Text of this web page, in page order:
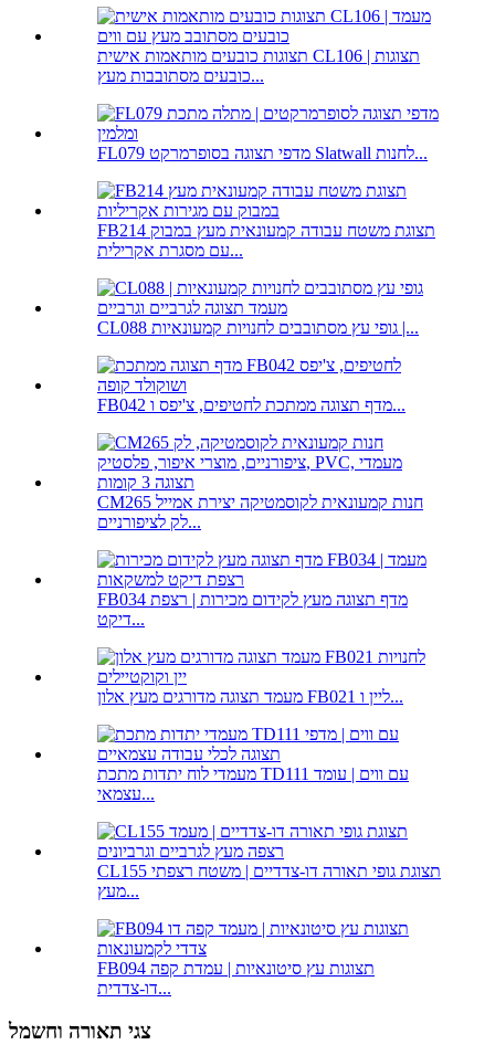
תצוגות כובעים מותאמות אישית CL106 | תצוגות
כובעים מסתובבות מעץ...
FL079 מדפי תצוגה בסופרמרקט Slatwall לחנות...
FB214 תצוגת משטח עבודה קמעונאית מעץ במבוק
עם מסגרת אקרילית...
CL088 גופי עץ מסתובבים לחנויות קמעונאיות |...
FB042 מדף תצוגה ממתכת לחטיפים, צ'יפס ו...
CM265 חנות קמעונאית לקוסמטיקה יצירת אמייל
לק לציפורניים...
FB034 מדף תצוגה מעץ לקידום מכירות | רצפת
דיקט...
מעמד תצוגה מדורגים מעץ אלון FB021 ליין ו...
מעמדי לוח יתדות מתכת TD111 עם ווים | עומד
עצמאי...
CL155 תצוגת גופי תאורה דו-צדדיים | משטח רצפתי
מעץ...
FB094 תצוגות עץ סיטונאיות | עמדת קפה
דו-צדדית...
צגי תאורה וחשמל